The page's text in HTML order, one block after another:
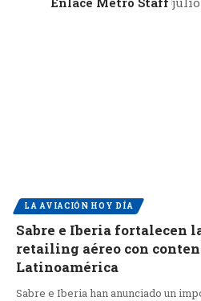
LA AVIACIÓN HOY DÍA
Sabre e Iberia fortalecen
retailing aéreo con
Latinoamérica
Sabre e Iberia han anunciado un